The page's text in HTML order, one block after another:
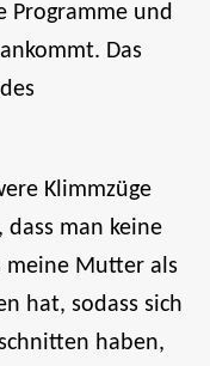
Programme und
Das
Klimmzüge
man keine
meine Mutter als
hat, sodass sich
haben,